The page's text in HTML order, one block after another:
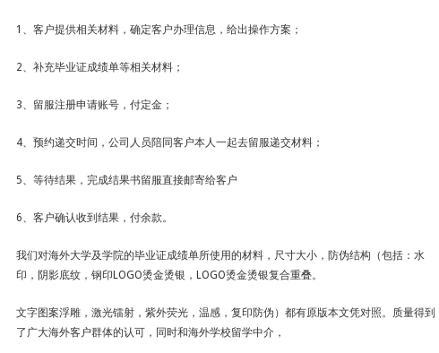
1、客户提供相关材料，确定客户办理信息，给出操作方案；
2、补充毕业证成绩单等相关材料；
3、留服注册申请账号，付定金；
4、预约递交时间，公司人员陪同客户本人一起去留服递交材料；
5、等待结果，完成结果书留服直接邮寄给客户
6、客户确认收到结果，付余款。
我们对海外大学及学院的毕业证成绩单所使用的材料，尺寸大小，防伪结构（包括：水
印，阴影底纹，钢印LOGO烫金烫银，LOGO烫金烫银复合重叠。
文字图案浮雕，激光镭射，紫外荧光，温感，复印防伪）都有原版本文凭对照。质量得到
了广大海外客户群体的认可，同时和海外学校留学中介，